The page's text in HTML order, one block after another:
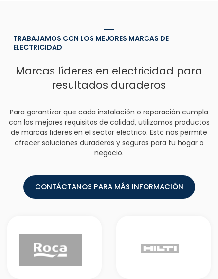
TRABAJAMOS CON LOS MEJORES MARCAS DE
ELECTRICIDAD
Marcas líderes en electricidad para
resultados duraderos
Para garantizar que cada instalación o reparación cumpla
con los mejores requisitos de calidad, utilizamos productos
de marcas líderes en el sector eléctrico. Esto nos permite
ofrecer soluciones duraderas y seguras para tu hogar o
negocio.
CONTÁCTANOS PARA MÁS INFORMACIÓN